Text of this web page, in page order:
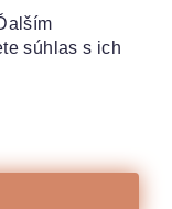
súhlas s ich